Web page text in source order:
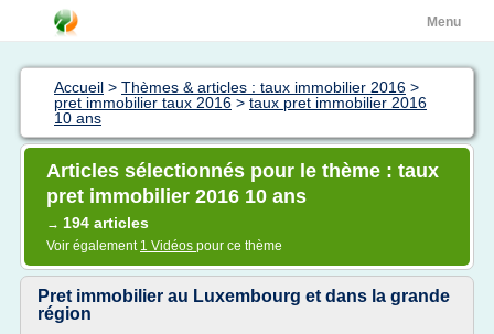
Menu
Accueil > Thèmes & articles : taux immobilier 2016 >
pret immobilier taux 2016 > taux pret immobilier 2016
10 ans
Articles sélectionnés pour le thème : taux
pret immobilier 2016 10 ans
→ 194 articles
Voir également 1 Vidéos pour ce thème
Pret immobilier au Luxembourg et dans la grande
région